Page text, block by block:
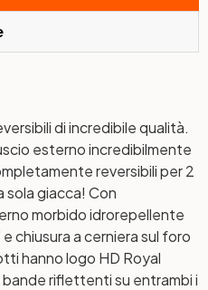
di incredibile qualità.
esterno incredibilmente
reversibili per 2
sola giacca! Con
morbido idrorepellente
chiusura a cerniera sul foro
hanno logo HD Royal
riflettenti su entrambi i